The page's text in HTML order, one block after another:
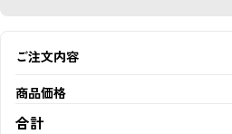
ご注文内容
商品価格
合計